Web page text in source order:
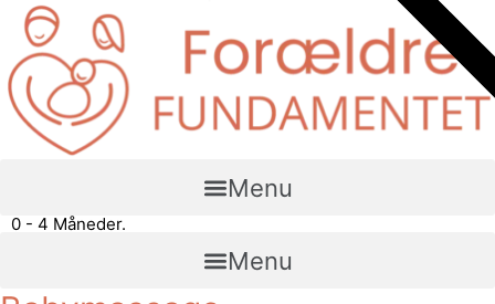
indholdet
Menu
0 - 4 Måneder.
Menu
BEDST
BEDST